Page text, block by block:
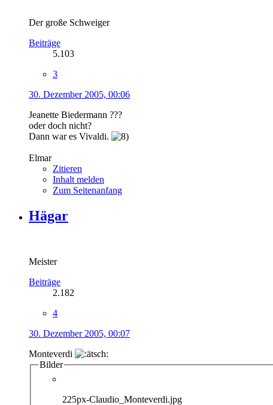
Der große Schweiger
Beiträge
5.103
3
30. Dezember 2005, 00:06
Jeanette Biedermann ???
oder doch nicht?
Dann war es Vivaldi.
Elmar
Zitieren
Inhalt melden
Zum Seitenanfang
Hägar
Meister
Beiträge
2.182
4
30. Dezember 2005, 00:07
Monteverdi
Bilder
225px-Claudio_Monteverdi.jpg